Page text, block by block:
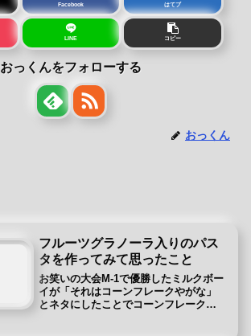
Facebook はてブ
LINE コピー
おっくんをフォローする
おっくん
フルーツグラノーラ入りのパス
タを作ってみて思ったこと
お笑いの大会M-1で優勝したミルクボー
イが「それはコーンフレークやがな」
とネタにしたことでコーンフレーク…